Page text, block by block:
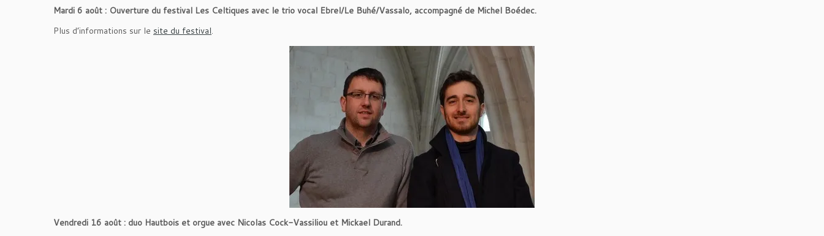
Mardi 6 août : Ouverture du festival Les Celtiques avec le trio vocal Ebrel/Le Buhé/Vassalo, accompagné de Michel Boédec.
Plus d’informations sur le site du festival.
Vendredi 16 août : duo Hautbois et orgue avec Nicolas Cock-Vassiliou et Mickael Durand.